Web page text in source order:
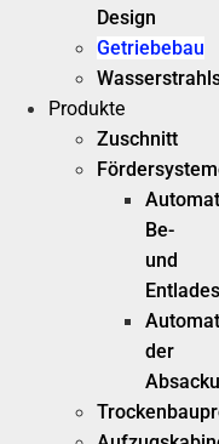
Design
Getriebebau
Produkte
Zuschnitt
Be-
und
der